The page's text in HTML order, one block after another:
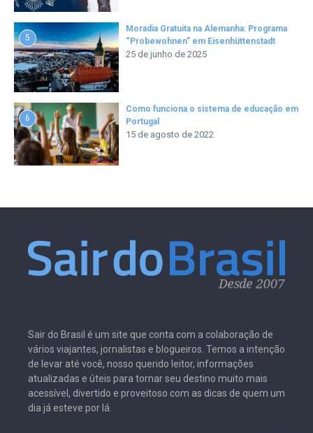
5
Moradia Gratuita na Alemanha: Programa
“Probewohnen” em Eisenhüttenstadt
25 de junho de 2025
6
Como funciona o sistema de educação em
Portugal
15 de agosto de 2022
Sair do Brasil é um site que conta com a colaboração de
vários viajantes, jornalistas e blogueiros. Temos a intenção
de levar até você, nosso querido leitor, informações
atualizadas e úteis para tornar seu destino muito mais
acessível, divertido e proveitoso com as dicas de quem um
dia já esteve por lá.